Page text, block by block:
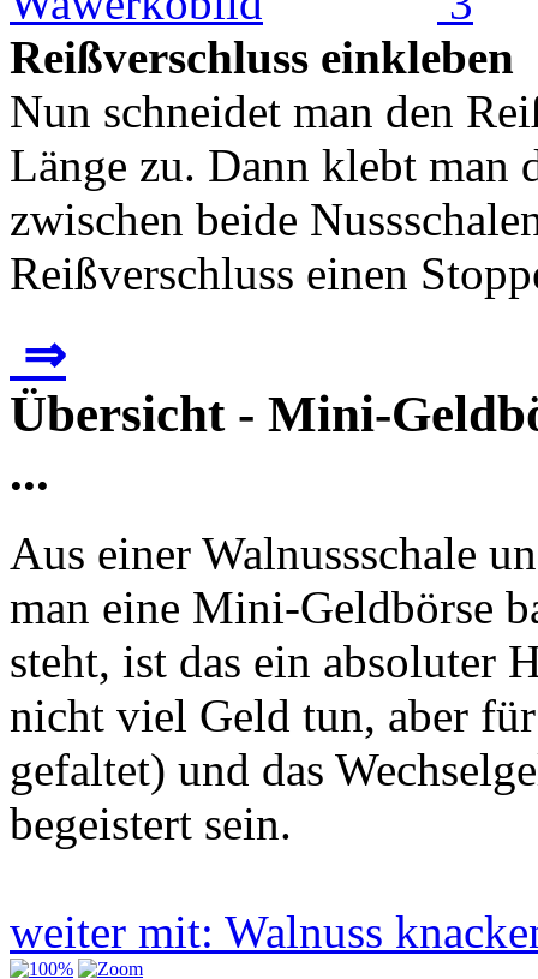
Reißverschluss einkleben
Nun schneidet man den
Länge zu. Dann klebt man
zwischen beide
Reißverschluss einen
⇒
Übersicht - Mini-
...
Aus einer Walnussschale
man eine Mini-Geldbörse
steht, ist das ein absoluter
nicht viel Geld tun, aber
gefaltet) und das
begeistert sein.
weiter mit: Walnuss